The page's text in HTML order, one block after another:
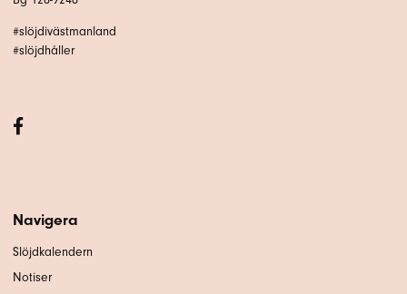
#slöjdivästmanland
#slöjdhåller
Navigera
Slöjdkalendern
Notiser